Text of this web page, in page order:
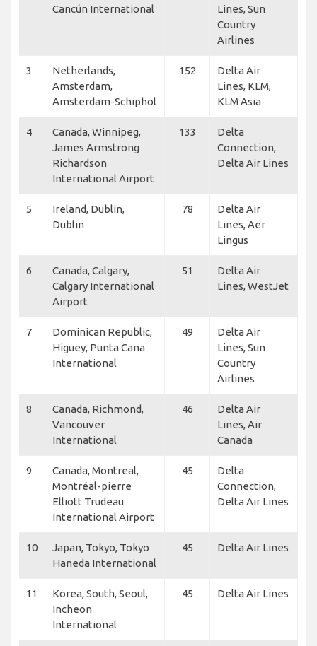
Cancún International
Lines, Sun
Country
Airlines
3
Netherlands,
Amsterdam,
Amsterdam-Schiphol
152
Delta Air
Lines, KLM,
KLM Asia
4
Canada, Winnipeg,
James Armstrong
Richardson
International Airport
133
Delta
Connection,
Delta Air Lines
5
Ireland, Dublin,
Dublin
78
Delta Air
Lines, Aer
Lingus
6
Canada, Calgary,
Calgary International
Airport
51
Delta Air
Lines, WestJet
7
Dominican Republic,
Higuey, Punta Cana
International
49
Delta Air
Lines, Sun
Country
Airlines
8
Canada, Richmond,
Vancouver
International
46
Delta Air
Lines, Air
Canada
9
Canada, Montreal,
Montréal-pierre
Elliott Trudeau
International Airport
45
Delta
Connection,
Delta Air Lines
10
Japan, Tokyo, Tokyo
Haneda International
45 Delta Air Lines
11
Korea, South, Seoul,
Incheon
International
45 Delta Air Lines